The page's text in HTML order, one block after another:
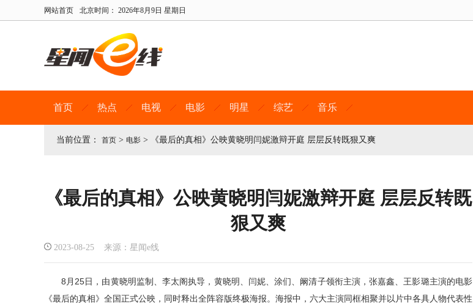
网站首页 北京时间： 2026年8月9日 星期日
首页 热点 电视 电影 明星 综艺 音乐
当前位置： 首页 > 电影 > 《最后的真相》公映黄晓明闫妮激辩开庭 层层反转既狠又爽
《最后的真相》公映黄晓明闫妮激辩开庭 层层反转既
狠又爽
2023-08-25 来源：星闻e线
8月25日，由黄晓明监制、李太阁执导，黄晓明、闫妮、涂们、阚清子领衔主演，张嘉鑫、王影璐主演的电影
《最后的真相》全国正式公映，同时释出全阵容版终极海报。海报中，六大主演同框相聚并以片中各具人物代表性